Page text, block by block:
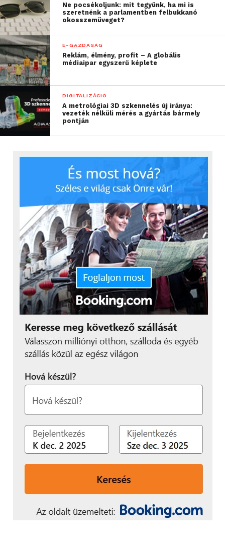
Ne pocsékoljunk: mit tegyünk, ha mi is
szeretnénk a parlamentben felbukkanó
okosszemüveget?
E-GAZDASÁG
Reklám, élmény, profit – A globális
médiaipar egyszerű képlete
DIGITALIZÁCIÓ
A metrológiai 3D szkennelés új iránya:
vezeték nélküli mérés a gyártás bármely
pontján